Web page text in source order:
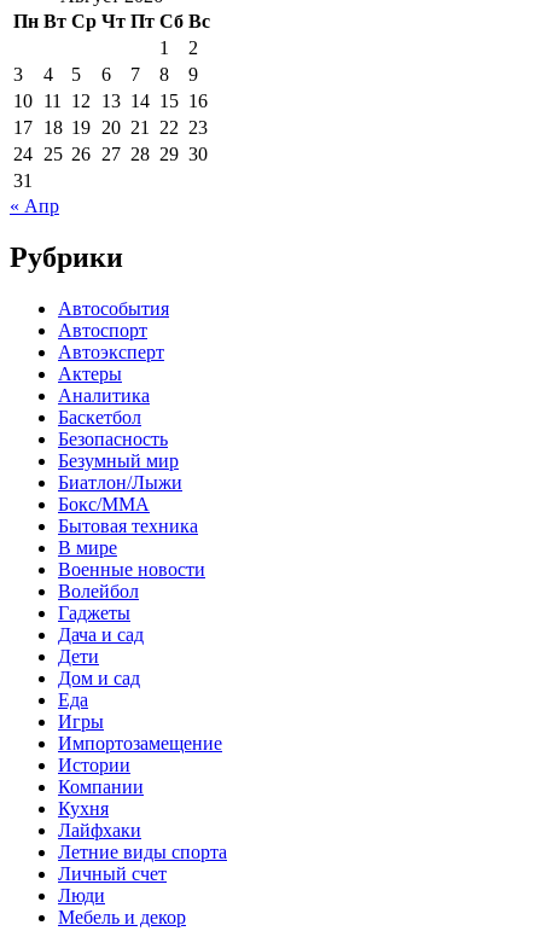
Пн Вт Ср Чт Пт Сб Вс
1
2
3
4 5 6 7 8
9
10 11 12 13 14 15 16
17 18 19 20 21 22 23
24 25 26 27 28 29 30
31
« Апр
Рубрики
Автособытия
Автоспорт
Автоэксперт
Актеры
Аналитика
Баскетбол
Безопасность
Безумный мир
Биатлон/Лыжи
Бокс/MMA
Бытовая техника
В мире
Военные новости
Волейбол
Гаджеты
Дача и сад
Дети
Дом и сад
Еда
Игры
Импортозамещение
Истории
Компании
Кухня
Лайфхаки
Летние виды спорта
Личный счет
Люди
Мебель и декор